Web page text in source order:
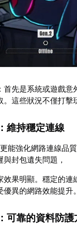
先是系統或遊戲
這些狀況不僅打擊
維持穩定連線
能強化網路連線品
封包遺失問題，
果明顯。穩定的
異的網路效能提升。
可靠的資料防護